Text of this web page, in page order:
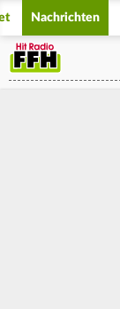
Nachrichten